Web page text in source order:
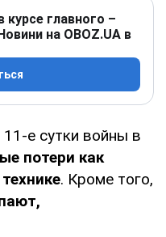
главного –
на OBOZ.UA в
е сутки войны в
потери как
. Кроме того,